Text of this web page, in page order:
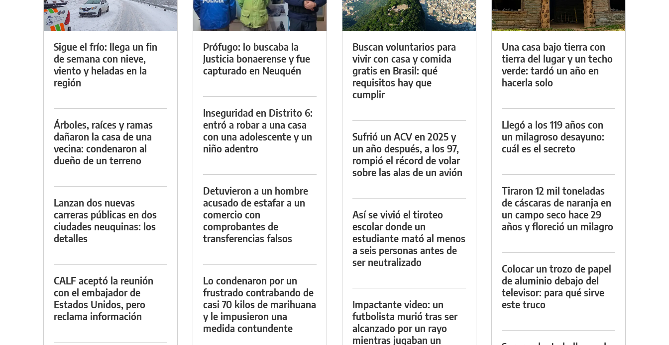
Sigue el frío: llega un fin
de semana con nieve,
viento y heladas en la
región
Árboles, raíces y ramas
dañaron la casa de una
vecina: condenaron al
dueño de un terreno
Lanzan dos nuevas
carreras públicas en dos
ciudades neuquinas: los
detalles
CALF aceptó la reunión
con el embajador de
Estados Unidos, pero
reclama información
Prófugo: lo buscaba la
Justicia bonaerense y fue
capturado en Neuquén
Inseguridad en Distrito 6:
entró a robar a una casa
con una adolescente y un
niño adentro
Detuvieron a un hombre
acusado de estafar a un
comercio con
comprobantes de
transferencias falsos
Lo condenaron por un
frustrado contrabando de
casi 70 kilos de marihuana
y le impusieron una
medida contundente
Buscan voluntarios para
vivir con casa y comida
gratis en Brasil: qué
requisitos hay que
cumplir
Sufrió un ACV en 2025 y
un año después, a los 97,
rompió el récord de volar
sobre las alas de un avión
Así se vivió el tiroteo
escolar donde un
estudiante mató al menos
a seis personas antes de
ser neutralizado
Impactante video: un
futbolista murió tras ser
alcanzado por un rayo
mientras jugaban un
Una casa bajo tierra con
tierra del lugar y un techo
verde: tardó un año en
hacerla solo
Llegó a los 119 años con
un milagroso desayuno:
cuál es el secreto
Tiraron 12 mil toneladas
de cáscaras de naranja en
un campo seco hace 29
años y floreció un milagro
Colocar un trozo de papel
de aluminio debajo del
televisor: para qué sirve
este truco